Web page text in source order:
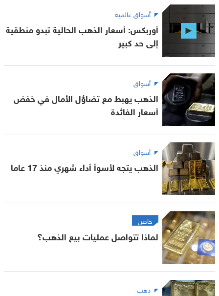
أسواق عالمية
أوربكس: أسعار الذهب الحالية تبدو منطقية
إلى حد كبير
أسواق
الذهب يهبط مع تضاؤل الأمال في خفض
أسعار الفائدة
أسواق
الذهب يتجه لأسوأ أداء شهري منذ 17 عاما
خاص
لماذا تتواصل عمليات بيع الذهب؟
ذهب